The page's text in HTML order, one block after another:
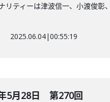
リティーは津波信一、小渡俊彰
2025.06.04|00:55:19
5月28日 第270回